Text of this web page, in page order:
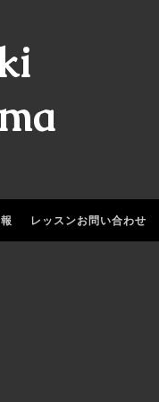
レッスンお問い合わせ